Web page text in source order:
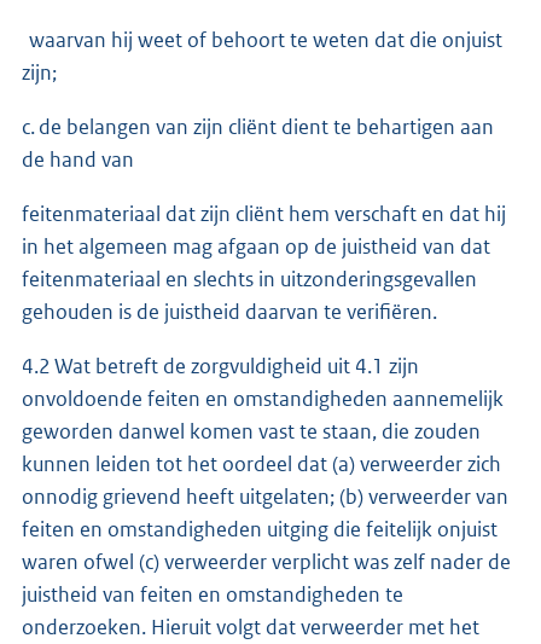
waarvan hij weet of behoort te weten dat die onjuist
zijn;
c. de belangen van zijn cliënt dient te behartigen aan
de hand van
feitenmateriaal dat zijn cliënt hem verschaft en dat hij
in het algemeen mag afgaan op de juistheid van dat
feitenmateriaal en slechts in uitzonderingsgevallen
gehouden is de juistheid daarvan te verifiëren.
4.2 Wat betreft de zorgvuldigheid uit 4.1 zijn
onvoldoende feiten en omstandigheden aannemelijk
geworden danwel komen vast te staan, die zouden
kunnen leiden tot het oordeel dat (a) verweerder zich
onnodig grievend heeft uitgelaten; (b) verweerder van
feiten en omstandigheden uitging die feitelijk onjuist
waren ofwel (c) verweerder verplicht was zelf nader de
juistheid van feiten en omstandigheden te
onderzoeken. Hieruit volgt dat verweerder met het